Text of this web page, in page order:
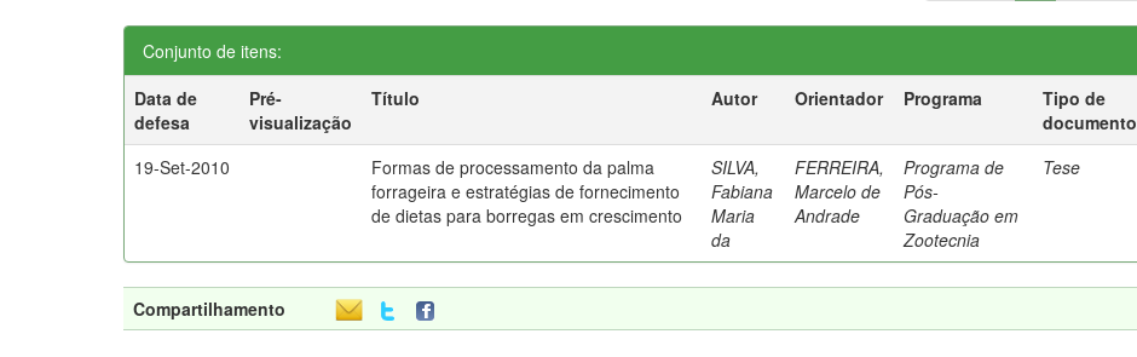
Conjunto de itens:
Data de
defesa
Pré-
visualização
Título Autor Orientador Programa
Tipo de
documento
19-Set-2010
Formas de processamento da palma
forrageira e estratégias de fornecimento
de dietas para borregas em crescimento
SILVA,
Fabiana
Maria
da
FERREIRA,
Marcelo de
Andrade
Programa de
Pós-
Graduação em
Zootecnia
Tese
Compartilhamento